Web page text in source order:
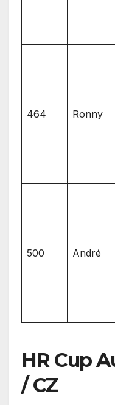
464 Ronny
500 André
HR Cup
/ CZ